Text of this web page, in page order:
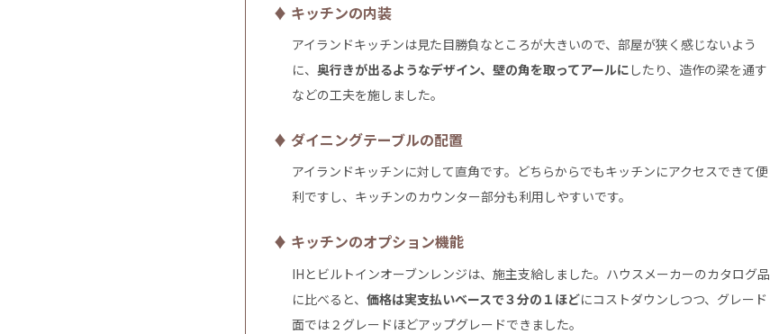
♦ キッチンの内装
アイランドキッチンは見た目勝負なところが大きいので、部屋が狭く感じないよう
に、 奥行きが出るようなデザイン、壁の角を取ってアールに したり、造作の梁を通す
などの工夫を施しました。
♦ ダイニングテーブルの配置
アイランドキッチンに対して直角です。どちらからでもキッチンにアクセスできて便
利ですし、キッチンのカウンター部分も利用しやすいです。
♦ キッチンのオプション機能
IHとビルトインオーブンレンジは、施主支給しました。ハウスメーカーのカタログ品
に比べると、 価格は実支払いベースで３分の１ほどにコストダウンしつつ、グレード
面では２グレードほどアップグレードできました。